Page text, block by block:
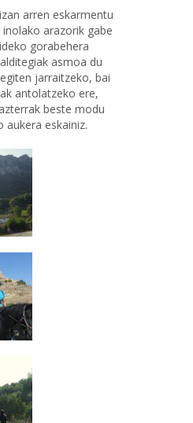
arren eskarmentu
arazorik gabe
gorabehera
asmoa du
jarraitzeko, bai
antolatzeko ere,
beste modu
aukera eskainiz.